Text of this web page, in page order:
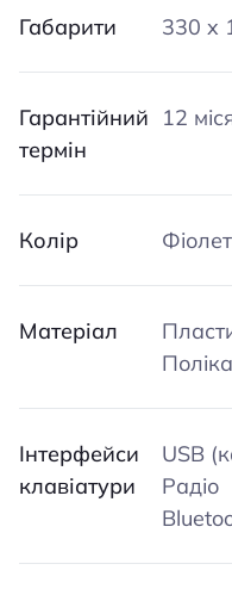
Габарити 330 x
Гарантійний
термін
12
Колір
Матеріал
Інтерфейси
клавіатури
USB
Радіо